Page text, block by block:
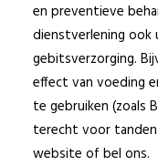
en preventieve
dienstverlening
gebitsverzorging.
effect van voeding
te gebruiken (zoals
terecht voor tanden
website of bel ons.